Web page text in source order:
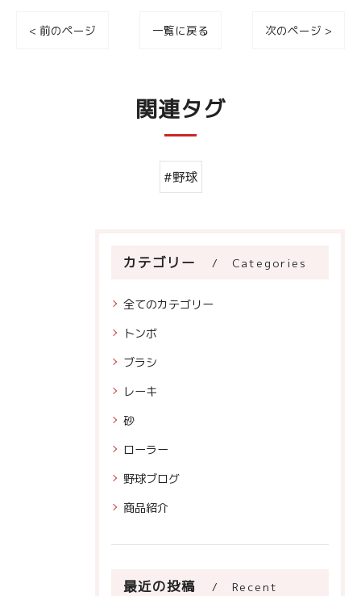
きにつきましては、お電話でお問合せ下さい。
< 前のページ 一覧に戻る 次のページ >
関連タグ
#野球
カテゴリー Categories
全てのカテゴリー
トンボ
ブラシ
レーキ
砂
ローラー
野球ブログ
商品紹介
最近の投稿
Recent